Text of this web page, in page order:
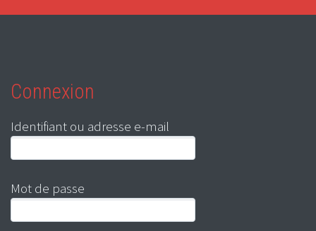
Connexion
Identifiant ou adresse e-mail
Mot de passe